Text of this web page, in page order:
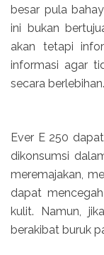
besar pula
ini bukan
akan tetapi
informasi agar
secara berlebihan.
Ever E 250
dikonsumsi
meremajakan,
dapat
kulit. Namun,
berakibat buruk